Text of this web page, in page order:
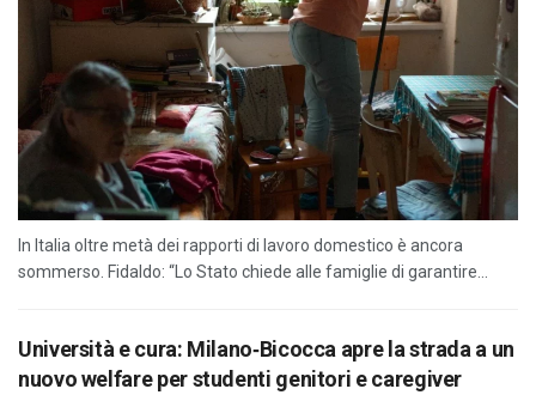
In Italia oltre metà dei rapporti di lavoro domestico è ancora
sommerso. Fidaldo: “Lo Stato chiede alle famiglie di garantire...
Università e cura: Milano‑Bicocca apre la strada a un
nuovo welfare per studenti genitori e caregiver